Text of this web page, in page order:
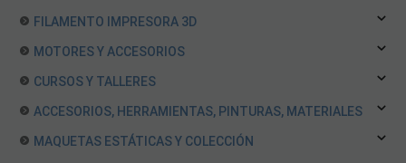
FILAMENTO IMPRESORA 3D
MOTORES Y ACCESORIOS
CURSOS Y TALLERES
ACCESORIOS, HERRAMIENTAS, PINTURAS, MATERIALES
MAQUETAS ESTÁTICAS Y COLECCIÓN